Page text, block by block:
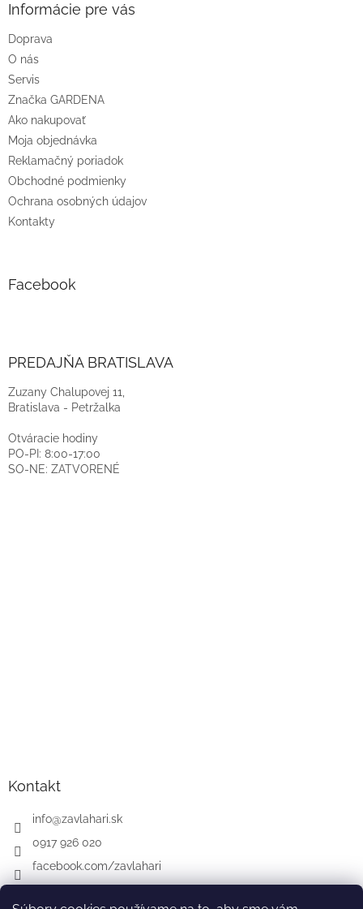
e
Informácie pre vás
Doprava
O nás
Servis
Značka GARDENA
Ako nakupovať
Moja objednávka
Reklamačný poriadok
Obchodné podmienky
Ochrana osobných údajov
Kontakty
Facebook
PREDAJŇA BRATISLAVA
Zuzany Chalupovej 11,
Bratislava - Petržalka
Otváracie hodiny
PO-PI: 8:00-17:00
SO-NE: ZATVORENÉ
Kontakt
info@zavlahari.sk
0917 926 020
facebook.com/zavlahari